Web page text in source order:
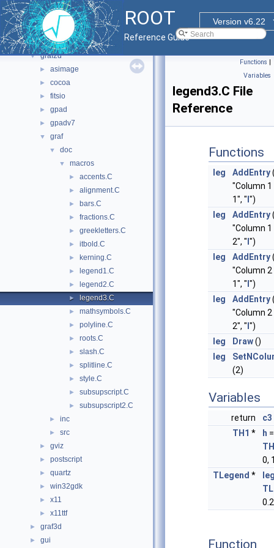
ROOT
Version v6.22
Reference Guide
► bindings
► core
► documentation
► geom
▼ graf2d
► asimage
► cocoa
► fitsio
► gpad
► gpadv7
▼ graf
▼ doc
▼ macros
► accents.C
► alignment.C
► bars.C
► fractions.C
► greekletters.C
► itbold.C
► kerning.C
► legend1.C
► legend2.C
► legend3.C
► mathsymbols.C
► polyline.C
► roots.C
► slash.C
► splitline.C
► style.C
► subsupscript.C
► subsupscript2.C
► inc
► src
► gviz
► postscript
► quartz
► win32gdk
► x11
► x11ttf
► graf3d
► gui
Functions |
Variables
legend3.C File
Reference
Functions
leg AddEntry
"Column 1
1", " ")
leg
AddEntry
"Column 1
2", " ")
leg
AddEntry
"Column 2
1", " ")
leg
AddEntry
"Column 2
2", " ")
leg
Draw()
leg
(2)
Variables
return
c3
TH1 * h
0,
TLegend *
Function